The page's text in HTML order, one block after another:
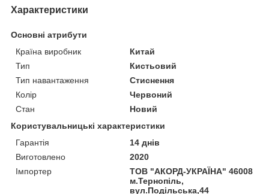
Характеристики
Основні атрибути
Країна виробник
Китай
Тип
Кистьовий
Тип навантаження
Стиснення
Колір
Червоний
Стан
Новий
Користувальницькі характеристики
Гарантія
14 днів
Виготовлено
2020
Імпортер
ТОВ "АКОРД-УКРАЇНА" 46008
м.Тернопіль,
вул.Подільська,44